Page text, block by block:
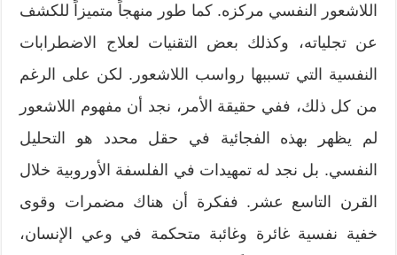
اللاشعور النفسي مركزه. كما طور منهجاً متميزاً للكشف
عن تجلياته، وكذلك بعض التقنيات لعلاج الاضطرابات
النفسية التي تسببها رواسب اللاشعور. لكن على الرغم
من كل ذلك، ففي حقيقة الأمر، نجد أن مفهوم اللاشعور
لم يظهر بهذه الفجائية في حقل محدد هو التحليل
النفسي. بل نجد له تمهيدات في الفلسفة الأوروبية خلال
القرن التاسع عشر. ففكرة أن هناك مضمرات وقوى
خفية نفسية غائرة وغائبة متحكمة في وعي الإنسان،